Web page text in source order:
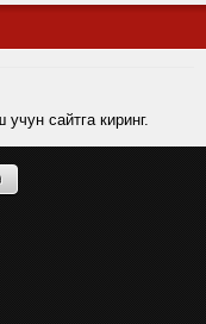
сайтга киринг.